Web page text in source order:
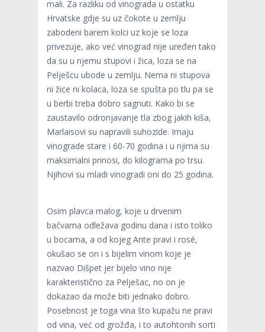
mali. Za razliku od vinograda u ostatku
Hrvatske gdje su uz čokote u zemlju
zabodeni barem kolci uz koje se loza
privezuje, ako već vinograd nije uređen tako
da su u njemu stupovi i žica, loza se na
Pelješcu ubode u zemlju. Nema ni stupova
ni žice ni kolaca, loza se spušta po tlu pa se
u berbi treba dobro sagnuti. Kako bi se
zaustavilo odronjavanje tla zbog jakih kiša,
Marlaisovi su napravili suhozide. Imaju
vinograde stare i 60-70 godina i u njima su
maksimalni prinosi, do kilograma po trsu.
Njihovi su mladi vinogradi oni do 25 godina.
Osim plavca malog, koje u drvenim
bačvama odležava godinu dana i isto toliko
u bocama, a od kojeg Ante pravi i rosé,
okušao se on i s bijelim vinom koje je
nazvao Dišpet jer bijelo vino nije
karakteristično za Pelješac, no on je
dokazao da može biti jednako dobro.
Posebnost je toga vina što kupažu ne pravi
od vina, već od grožđa, i to autohtonih sorti